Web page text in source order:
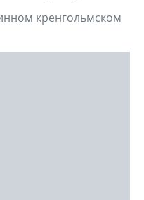
кренгольмском